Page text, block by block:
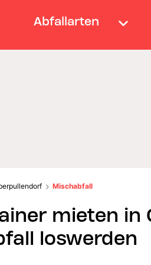
Abfallarten
Mischabfall
mieten in
loswerden